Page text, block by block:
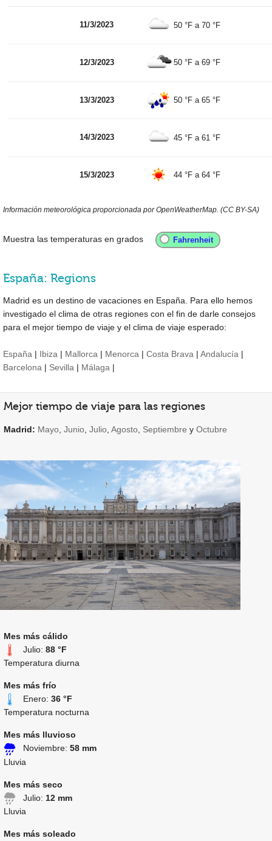
11/3/2023 50 °F a70 °F
12/3/2023 50 °F a69 °F
13/3/2023 50 °F a65 °F
14/3/2023 45 °F a61 °F
15/3/2023 44 °F a64 °F
Información meteorológica proporcionada por OpenWeatherMap. (CC BY-SA)
Muestra las temperaturas en grados
España: Regions
Madrid es un destino de vacaciones en España. Para ello hemos
investigado el clima de otras regiones con el fin de darle consejos
para el mejor tiempo de viaje y el clima de viaje esperado:
España | Ibiza | Mallorca | Menorca | Costa Brava | Andalucía |
Barcelona | Sevilla | Málaga |
Mejor tiempo de viaje para las regiones
Madrid: Mayo Junio Julio Agosto Septiembre y Octubre
Mes más cálido
Julio: 88 °F
Temperatura diurna
Mes más frío
Enero: 36 °F
Temperatura nocturna
Mes más lluvioso
Noviembre: 58 mm
Lluvia
Mes más seco
Julio: 12 mm
Lluvia
Mes más soleado